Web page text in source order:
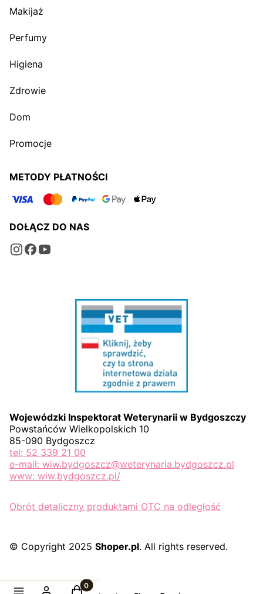
Makijaż
Perfumy
Higiena
Zdrowie
Dom
Promocje
METODY PŁATNOŚCI
DOŁĄCZ DO NAS
Wojewódzki Inspektorat Weterynarii w Bydgoszczy
Powstańców Wielkopolskich 10
85-090 Bydgoszcz
tel: 52 339 21 00
e-mail: wiw.bydgoszcz@weterynaria.bydgoszcz.pl
www: wiw.bydgoszcz.pl/
Obrót detaliczny produktami OTC na odległość
© Copyright 2025 Shoper.pl. All rights reserved.
Produkty w koszyku: 0. Zobacz szczegóły